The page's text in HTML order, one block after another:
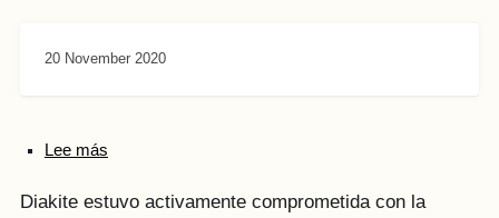
20 November 2020
Lee más
Diakite estuvo activamente comprometida con la